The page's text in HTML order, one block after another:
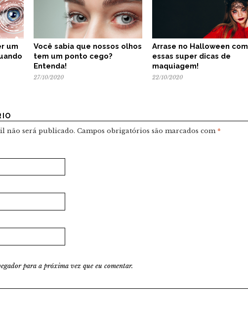
um
Você sabia que nossos olhos
tem um ponto cego?
Entenda!
27/10/2020
Arrase no Halloween com
essas super dicas de
maquiagem!
22/10/2020
não será publicado. Campos obrigatórios são marcados com *
para a próxima vez que eu comentar.